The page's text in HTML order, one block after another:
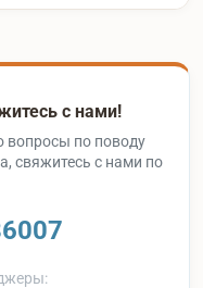
с нами!
вопросы по поводу
свяжитесь с нами по